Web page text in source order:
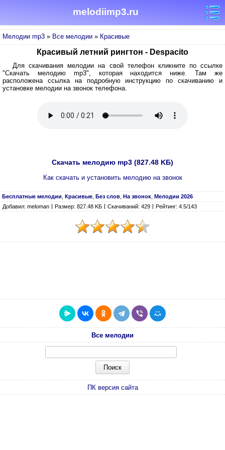
melodiimp3.ru
Мелодии mp3 » Все мелодии » Красивые
Красивый летний рингтон - Despacito
Для скачивания мелодии на свой телефон кликните по ссылке
"Скачать мелодию mp3", которая находится ниже. Там же
расположена ссылка на подробную инструкцию по скачиванию и
установке мелодии на звонок телефона.
Скачать мелодию mp3 (827.48 KБ)
Как скачать и установить мелодию на звонок
Бесплатные мелодии Красивые Без слов На звонок Мелодии 2026
Добавил: meloman
Размер: 827.48 KБ Скачиваний: 429 Рейтинг: 4.5/143
Все мелодии
ПК версия сайта